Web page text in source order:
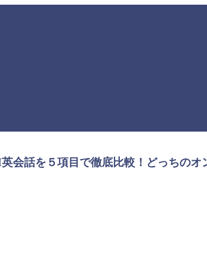
会話を５項目で徹底比較！どっちのオ